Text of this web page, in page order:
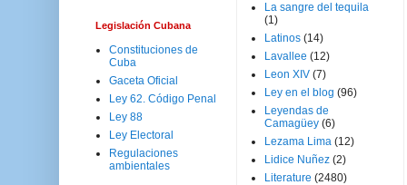
Legislación Cubana
Constituciones de
Cuba
Gaceta Oficial
Ley 62. Código Penal
Ley 88
Ley Electoral
Regulaciones
ambientales
La sangre del tequila
(1)
Latinos (14)
Lavallee (12)
Leon XIV (7)
Ley en el blog (96)
Leyendas de
Camagüey (6)
Lezama Lima (12)
Lidice Nuñez (2)
Literature (2480)